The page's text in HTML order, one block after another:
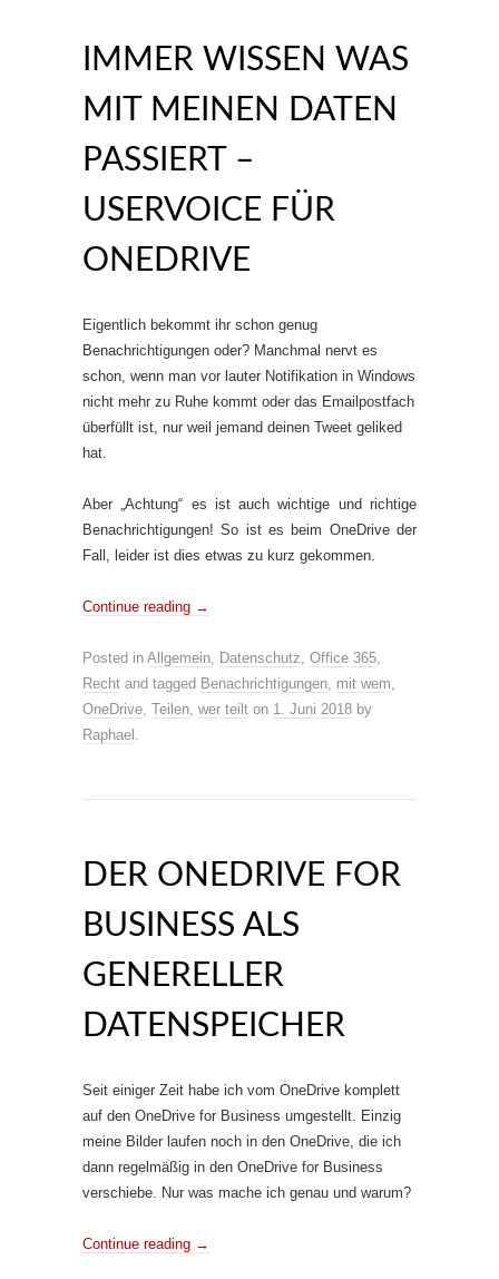
IMMER WISSEN WAS
MIT MEINEN DATEN
PASSIERT –
USERVOICE FÜR
ONEDRIVE
Eigentlich bekommt ihr schon genug
Benachrichtigungen oder? Manchmal nervt es
schon, wenn man vor lauter Notifikation in Windows
nicht mehr zu Ruhe kommt oder das Emailpostfach
überfüllt ist, nur weil jemand deinen Tweet geliked
hat.
Aber „Achtung“ es ist auch wichtige und richtige
Benachrichtigungen! So ist es beim OneDrive der
Fall, leider ist dies etwas zu kurz gekommen.
Continue reading →
Posted in Allgemein, Datenschutz, Office 365,
Recht and tagged Benachrichtigungen, mit wem,
OneDrive, Teilen, wer teilt on 1. Juni 2018 by
Raphael .
DER ONEDRIVE FOR
BUSINESS ALS
GENERELLER
DATENSPEICHER
Seit einiger Zeit habe ich vom OneDrive komplett
auf den OneDrive for Business umgestellt. Einzig
meine Bilder laufen noch in den OneDrive, die ich
dann regelmäßig in den OneDrive for Business
verschiebe. Nur was mache ich genau und warum?
Continue reading →